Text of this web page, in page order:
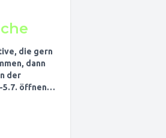
die gern
dann
der
5.7. öffnen